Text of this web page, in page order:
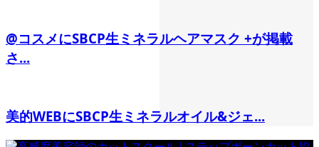
@コスメにSBCP生ミネラルヘアマスク +が掲載
さ...
美的WEBにSBCP生ミネラルオイル&ジェ...